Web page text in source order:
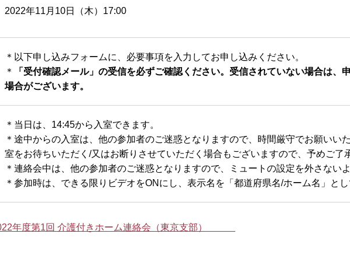
2022年11月10日（木）17:00
＊以下申し込みフォームに、必要事項を入力してお申し込みください。
＊
「受付確認メール」の受信を必ずご確認ください。受信されていない場合は、
場合がございます。
＊当日は、14:45から入室できます。
＊途中からの入室は、他の参加者のご迷惑となりますので、時間厳守でお願いい
室をお待ちいただく/又はお断りさせていただく場合もございますので、予めご了
＊連絡会中は、他の参加者のご迷惑となりますので、ミュートの設定を外さない
＊参加時は、できる限りビデオをONにし、表示名を「都道府県名/ホーム名」と
年度第1回 介護付きホーム連絡会（東京支部）